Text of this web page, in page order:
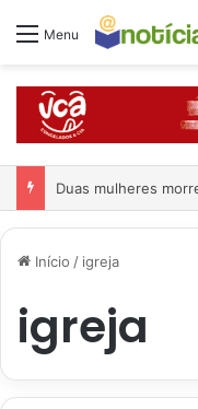
Menu
Duas mulheres
Início / igreja
igreja